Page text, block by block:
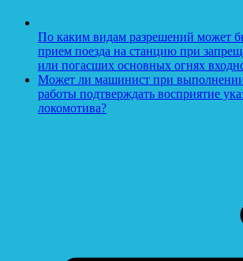
По каким видам разрешений может
прием поезда на станцию при
или погасших основных огнях
Может ли машинист при
работы подтверждать восприятие
локомотива?